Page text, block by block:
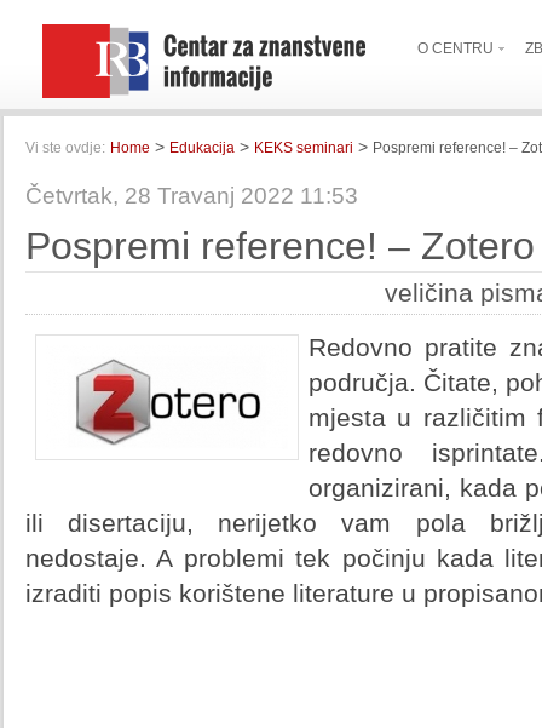
O CENTRU
Vi ste ovdje: Home > Edukacija > KEKS seminari > Pospremi reference! –
Četvrtak, 28 Travanj 2022 11:53
Pospremi reference! –
veličina
Redovno pratite
područja. Čitate,
mjesta u različitim
redovno
organizirani, kada
ili disertaciju, nerijetko vam pola
nedostaje. A problemi tek počinju kada
izraditi popis korištene literature u